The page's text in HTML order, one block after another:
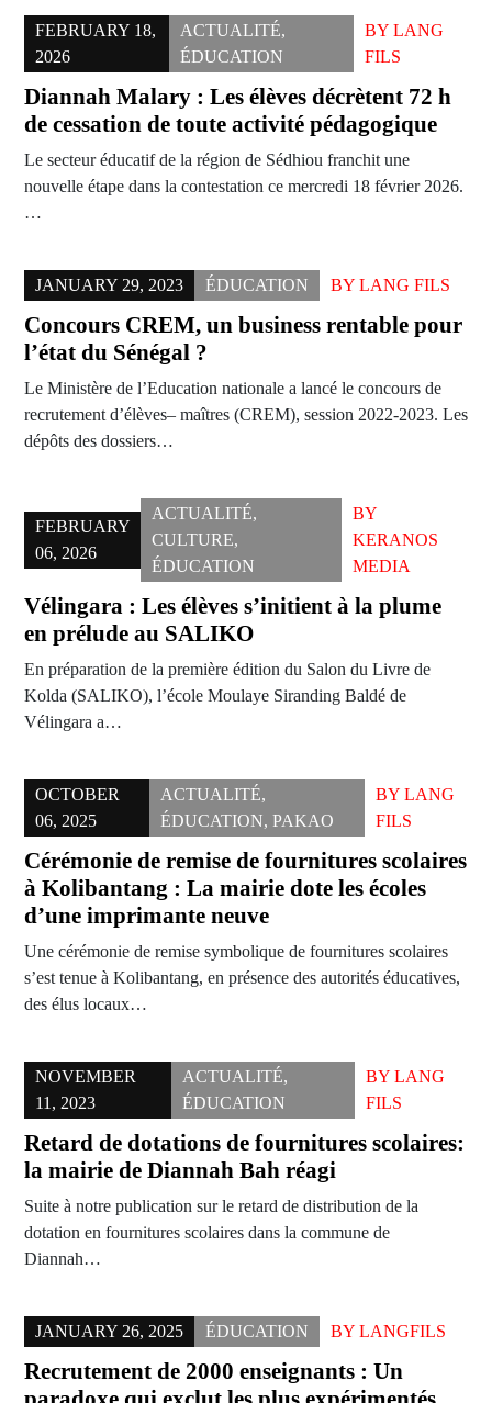
FEBRUARY 18,
2026
ACTUALITÉ,
ÉDUCATION
BYLANG
FILS
Diannah Malary : Les élèves décrètent 72 h
de cessation de toute activité pédagogique
Le secteur éducatif de la région de Sédhiou franchit une
nouvelle étape dans la contestation ce mercredi 18 février 2026.
…
JANUARY 29, 2023 ÉDUCATION BY LANG FILS
Concours CREM, un business rentable pour
l’état du Sénégal ?
Le Ministère de l’Education nationale a lancé le concours de
recrutement d’élèves– maîtres (CREM), session 2022-2023. Les
dépôts des dossiers…
FEBRUARY
06, 2026
ACTUALITÉ,
CULTURE,
ÉDUCATION
BY
KERANOS
MEDIA
Vélingara : Les élèves s’initient à la plume
en prélude au SALIKO
En préparation de la première édition du Salon du Livre de
Kolda (SALIKO), l’école Moulaye Siranding Baldé de
Vélingara a…
OCTOBER
06, 2025
ACTUALITÉ,
ÉDUCATION, PAKAO
BY LANG
FILS
Cérémonie de remise de fournitures scolaires
à Kolibantang : La mairie dote les écoles
d’une imprimante neuve
Une cérémonie de remise symbolique de fournitures scolaires
s’est tenue à Kolibantang, en présence des autorités éducatives,
des élus locaux…
NOVEMBER
11, 2023
ACTUALITÉ,
ÉDUCATION
BYLANG
FILS
Retard de dotations de fournitures scolaires:
la mairie de Diannah Bah réagi
Suite à notre publication sur le retard de distribution de la
dotation en fournitures scolaires dans la commune de
Diannah…
JANUARY 26, 2025 ÉDUCATION BY LANGFILS
Recrutement de 2000 enseignants : Un